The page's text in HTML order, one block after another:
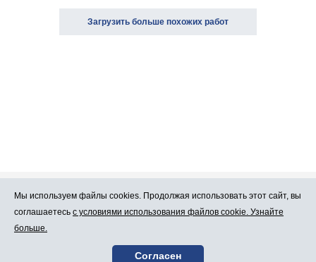
Загрузить больше похожих работ
Про Atlants.lv Реклама
Контакты
Условия
пользования
Мы используем файлы cookies. Продолжая использовать этот сайт, вы
соглашаетесь с условиями использования файлов cookie. Узнайте
больше.
Согласен